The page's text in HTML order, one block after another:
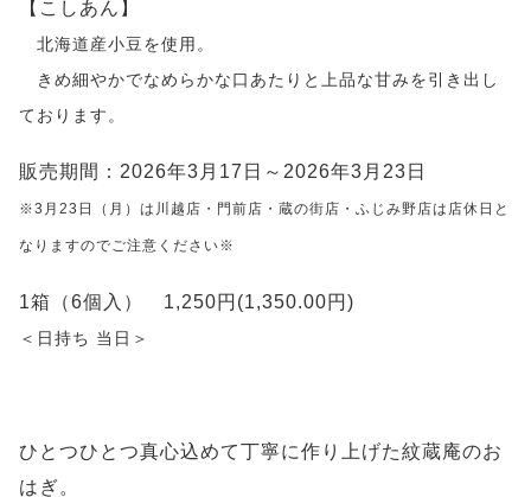
【こしあん】
北海道産小豆を使用。
きめ細やかでなめらかな口あたりと上品な甘みを引き出し
ております。
販売期間：2026年3月17日～2026年3月23日
※3月23日（月）は川越店・門前店・蔵の街店・ふじみ野店は店休日と
なりますのでご注意ください※
1箱（6個入） 1,250円(1,350.00円)
＜日持ち 当日＞
ひとつひとつ真心込めて丁寧に作り上げた紋蔵庵のお
はぎ。